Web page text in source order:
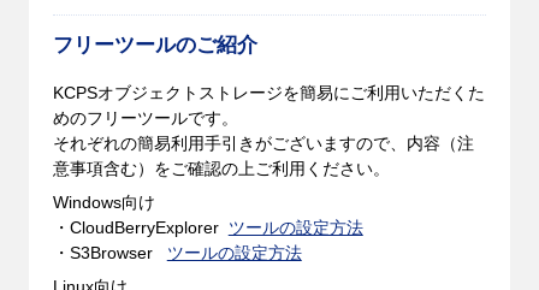
フリーツールのご紹介
KCPSオブジェクトストレージを簡易にご利用いただくた
めのフリーツールです。
それぞれの簡易利用手引きがございますので、内容（注
意事項含む）をご確認の上ご利用ください。
Windows向け
・CloudBerryExplorer ツールの設定方法
・S3Browser ツールの設定方法